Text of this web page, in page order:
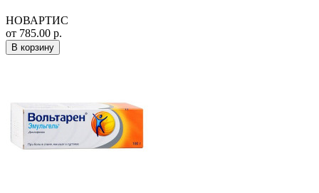
НОВАРТИС
от 785.00 р.
В корзину